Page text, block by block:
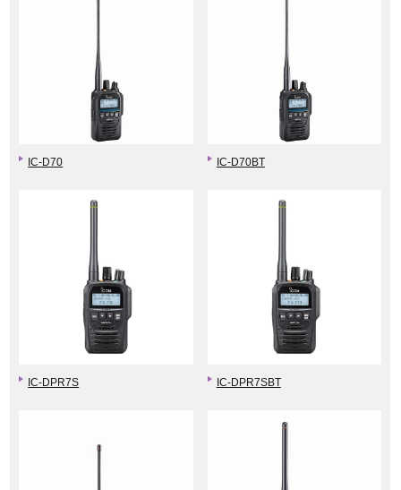
IC-D70 IC-D70BT
IC-DPR7S IC-DPR7SBT